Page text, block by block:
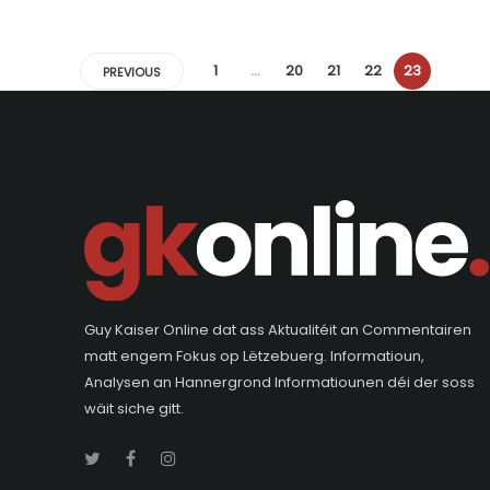
PREVIOUS 1 … 20 21 22 23
Guy Kaiser Online dat ass Aktualitéit an Commentairen
matt engem Fokus op Lëtzebuerg. Informatioun,
Analysen an Hannergrond Informatiounen déi der soss
wäit siche gitt.